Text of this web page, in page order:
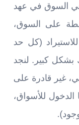
في السوق في عهد
على السوق،
(كل حد
بشكل كبير. لنجد
غير قادرة على
الدخول للأسواق،